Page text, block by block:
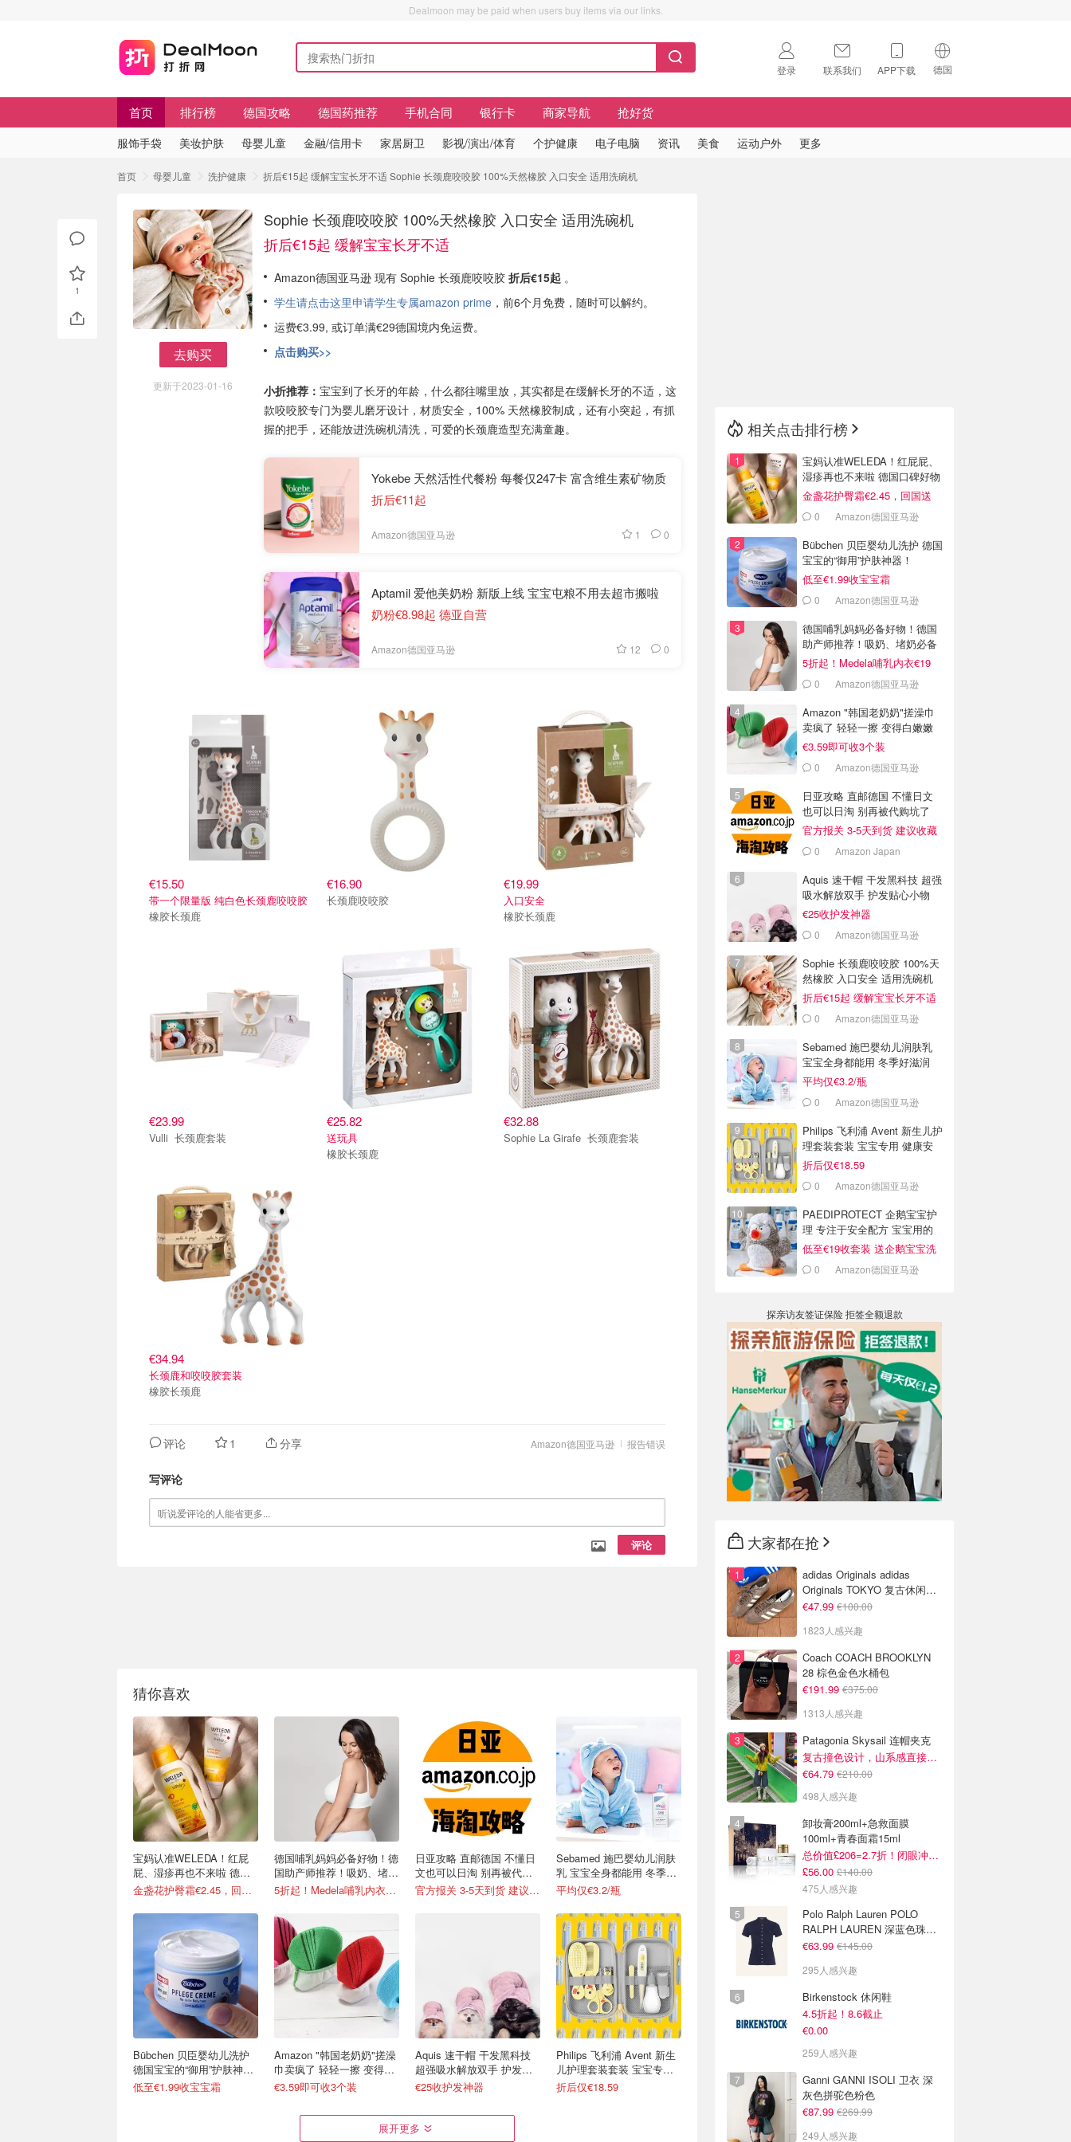
Dealmoon may be paid when users buy items via our links.
登录 联系我们 APP下载 德国
🇺🇸
首页 排行榜 德国攻略 德国药推荐 手机合同 银行卡 商家导航 抢好货
服饰手袋 美妆护肤 母婴儿童 金融/信用卡 家居厨卫 影视/演出/体育 个护健康 电子电脑 资讯 美食 运动户外 更多
首页 母婴儿童 洗护健康 折后€15起 缓解宝宝长牙不适 Sophie 长颈鹿咬咬胶 100%天然橡胶 入口安全 适用洗碗机
去购买
更新于2023-01-16
Sophie 长颈鹿咬咬胶 100%天然橡胶 入口安全 适用洗碗机
折后€15起 缓解宝宝长牙不适
Amazon德国亚马逊 现有 Sophie 长颈鹿咬咬胶 折后€15起 。
学生请点击这里申请学生专属amazon prime ，前6个月免费，随时可以解约。
运费€3.99, 或订单满€29德国境内免运费。
点击购买>>
小折推荐： 宝宝到了长牙的年龄，什么都往嘴里放，其实都是在缓解长牙的不适，这
款咬咬胶专门为婴儿磨牙设计，材质安全，100% 天然橡胶制成，还有小突起，有抓
握的把手，还能放进洗碗机清洗，可爱的长颈鹿造型充满童趣。
Yokebe 天然活性代餐粉 每餐仅247卡 富含维生素矿物质
折后€11起
Amazon德国亚马逊 1 0
Aptamil 爱他美奶粉 新版上线 宝宝屯粮不用去超市搬啦
奶粉€8.98起 德亚自营
Amazon德国亚马逊 12 0
€15.50
带一个限量版 纯白色长颈鹿咬咬胶
橡胶长颈鹿
€16.90
长颈鹿咬咬胶
€19.99
入口安全
橡胶长颈鹿
€23.99
Vulli 长颈鹿套装
€25.82
送玩具
橡胶长颈鹿
€32.88
Sophie La Girafe 长颈鹿套装
€34.94
长颈鹿和咬咬胶套装
橡胶长颈鹿
报告错误
Amazon德国亚马逊
评论 1 分享
写评论
评论
猜你喜欢
宝妈认准WELEDA！红屁
屁、湿疹再也不来啦 德国
口碑好物
金盏花护臀霜€2.45，回国送人！
Bübchen 贝臣婴幼儿洗护
德国宝宝的“御用”护肤神
器！
低至€1.99收宝宝霜
德国哺乳妈妈必备好物！德
国助产师推荐！吸奶、堵奶
必备
5折起！Medela哺乳内衣€19
Amazon "韩国老奶奶"搓澡
巾卖疯了 轻轻一擦 变得白
嫩嫩
€3.59即可收3个装
日亚攻略 直邮德国 不懂日
文也可以日淘 别再被代购
坑了
官方报关 3-5天到货 建议收藏
Aquis 速干帽 干发黑科技
超强吸水解放双手 护发贴
心小物
€25收护发神器
Sebamed 施巴婴幼儿润肤
乳 宝宝全身都能用 冬季好
滋润
平均仅€3.2/瓶
Philips 飞利浦 Avent 新生
儿护理套装套装 宝宝专用
健康安全
折后仅€18.59
展开更多
1
相关点击排行榜
宝妈认准WELEDA！红屁屁、
湿疹再也不来啦 德国口碑好物
金盏花护臀霜€2.45，回国送
人！0 Amazon德国亚马逊
Bübchen 贝臣婴幼儿洗护 德国
宝宝的“御用”护肤神器！
低至€1.99收宝宝霜
0 Amazon德国亚马逊
德国哺乳妈妈必备好物！德国
助产师推荐！吸奶、堵奶必备
5折起！Medela哺乳内衣€19
0 Amazon德国亚马逊
Amazon "韩国老奶奶"搓澡巾
卖疯了 轻轻一擦 变得白嫩嫩
€3.59即可收3个装
0 Amazon德国亚马逊
日亚攻略 直邮德国 不懂日文
也可以日淘 别再被代购坑了
官方报关 3-5天到货 建议收藏
0 Amazon Japan
Aquis 速干帽 干发黑科技 超强
吸水解放双手 护发贴心小物
€25收护发神器
0 Amazon德国亚马逊
Sophie 长颈鹿咬咬胶 100%天
然橡胶 入口安全 适用洗碗机
折后€15起 缓解宝宝长牙不适
0 Amazon德国亚马逊
Sebamed 施巴婴幼儿润肤乳
宝宝全身都能用 冬季好滋润
平均仅€3.2/瓶
0 Amazon德国亚马逊
Philips 飞利浦 Avent 新生儿护
理套装套装 宝宝专用 健康安
全
折后仅€18.59
0 Amazon德国亚马逊
PAEDIPROTECT 企鹅宝宝护
理 专注于安全配方 宝宝用的
安心
低至€19收套装 送企鹅宝宝洗
澡巾0 Amazon德国亚马逊
探亲访友签证保险 拒签全额退款
大家都在抢
adidas Originals adidas
Originals TOKYO 复古休闲鞋
深棕色
€47.99 €100.00
1823人感兴趣
Coach COACH BROOKLYN
28 棕色金色水桶包
€191.99 €375.00
1313人感兴趣
Patagonia Skysail 连帽夹克
复古撞色设计，山系感直接拉满
€64.79 €210.00
498人感兴趣
卸妆膏200ml+急救面膜
100ml+青春面霜15ml
总价值£206=2.7折！闭眼冲这套！
£56.00 £140.00
475人感兴趣
Polo Ralph Lauren POLO
RALPH LAUREN 深蓝色珠地
布 Polo衫
€63.99 €145.00
295人感兴趣
Birkenstock 休闲鞋
4.5折起！8.6截止
€0.00
259人感兴趣
Ganni GANNI ISOLI 卫衣 深
灰色拼驼色粉色
€87.99 €269.99
249人感兴趣